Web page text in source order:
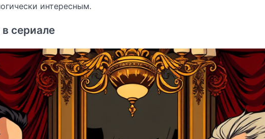
интересным.
сериале